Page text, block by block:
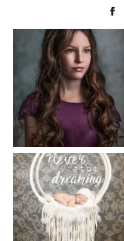
Fineart
41
Baby/Newborn
72